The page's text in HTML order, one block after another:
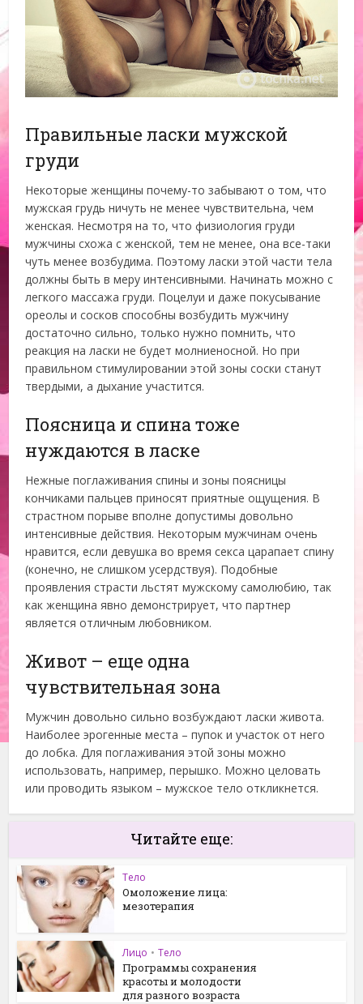
Правильные ласки мужской
груди
Некоторые женщины почему-то забывают о том, что
мужская грудь ничуть не менее чувствительна, чем
женская. Несмотря на то, что физиология груди
мужчины схожа с женской, тем не менее, она все-таки
чуть менее возбудима. Поэтому ласки этой части тела
должны быть в меру интенсивными. Начинать можно с
легкого массажа груди. Поцелуи и даже покусывание
ореолы и сосков способны возбудить мужчину
достаточно сильно, только нужно помнить, что
реакция на ласки не будет молниеносной. Но при
правильном стимулировании этой зоны соски станут
твердыми, а дыхание участится.
Поясница и спина тоже
нуждаются в ласке
Нежные поглаживания спины и зоны поясницы
кончиками пальцев приносят приятные ощущения. В
страстном порыве вполне допустимы довольно
интенсивные действия. Некоторым мужчинам очень
нравится, если девушка во время секса царапает спину
(конечно, не слишком усердствуя). Подобные
проявления страсти льстят мужскому самолюбию, так
как женщина явно демонстрирует, что партнер
является отличным любовником.
Живот – еще одна
чувствительная зона
Мужчин довольно сильно возбуждают ласки живота.
Наиболее эрогенные места – пупок и участок от него
до лобка. Для поглаживания этой зоны можно
использовать, например, перышко. Можно целовать
или проводить языком – мужское тело откликнется.
Читайте еще:
Тело
Омоложение лица:
мезотерапия
Лицо • Тело
Программы сохранения
красоты и молодости
для разного возраста